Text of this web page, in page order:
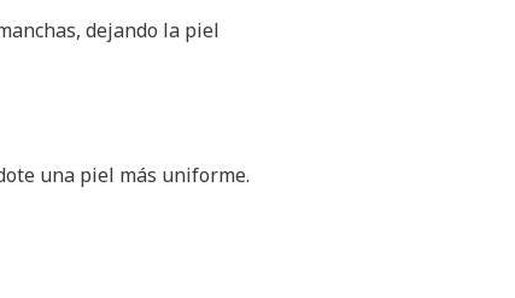
dejando la piel
una piel más uniforme.